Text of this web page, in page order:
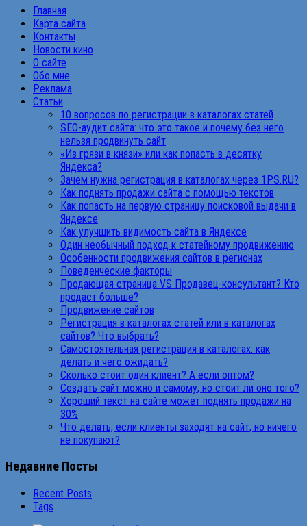
Главная
Карта сайта
Контакты
Новости кино
О сайте
Обо мне
Реклама
Статьи
10 вопросов по регистрации в каталогах статей
SEO-аудит сайта: что это такое и почему без него
нельзя продвинуть сайт
«Из грязи в князи» или как попасть в десятку
Яндекса?
Зачем нужна регистрация в каталогах через 1PS.RU?
Как поднять продажи сайта с помощью текстов
Как попасть на первую страницу поисковой выдачи в
Яндексе
Как улучшить видимость сайта в Яндексе
Один необычный подход к статейному продвижению
Особенности продвижения сайтов в регионах
Поведенческие факторы
Продающая страница VS Продавец-консультант? Кто
продаст больше?
Продвижение сайтов
Регистрация в каталогах статей или в каталогах
сайтов? Что выбрать?
Самостоятельная регистрация в каталогах: как
делать и чего ожидать?
Сколько стоит один клиент? А если оптом?
Создать сайт можно и самому, но стоит ли оно того?
Хороший текст на сайте может поднять продажи на
30%
Что делать, если клиенты заходят на сайт, но ничего
не покупают?
Недавние Посты
Recent Posts
Tags